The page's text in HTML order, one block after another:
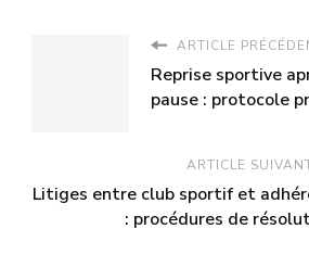
ARTICLE
Reprise sportive
pause : protocole
ARTICLE
Litiges entre club sportif et
: procédures de